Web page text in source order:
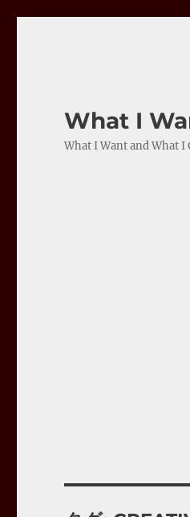
What I
What I Want and What I